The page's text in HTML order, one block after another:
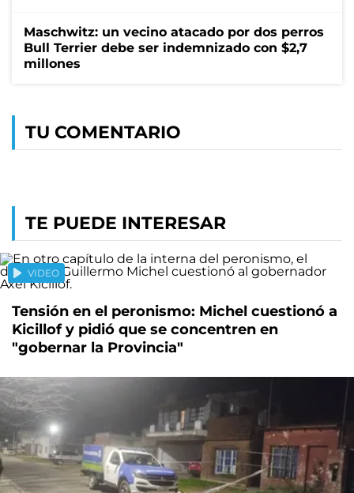
Maschwitz: un vecino atacado por dos perros
Bull Terrier debe ser indemnizado con $2,7
millones
TU COMENTARIO
TE PUEDE INTERESAR
VIDEO
Tensión en el peronismo: Michel cuestionó a
Kicillof y pidió que se concentren en
"gobernar la Provincia"